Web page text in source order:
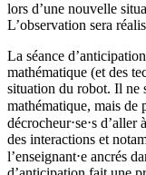
lors d’une nouvelle
L’observation sera
La séance
mathématique (et des
situation du robot. Il ne
mathématique, mais de
décrocheur⋅se⋅s
des interactions et
l’enseignant⋅e ancrés